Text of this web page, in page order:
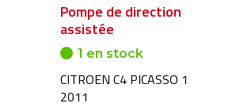
Pompe de direction
assistée
1 en stock
CITROEN C4 PICASSO 1
2011